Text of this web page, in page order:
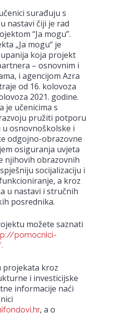
surađuju s
nastavi čiji je rad
“Ja mogu”.
„Ja mogu“ je
koja projekt
– osnovnim i
i agencijom Azra
od 16. kolovoza
2021. godine.
je učenicima s
pružiti potporu
osnovnoškolske i
odgojno-obrazovne
osiguranja uvjeta
njihovih obrazovnih
socijalizaciju i
a kroz
u nastavi i stručnih
posrednika.
možete saznati
pomocnici-
projekata kroz
i investicijske
informacije naći
, a o